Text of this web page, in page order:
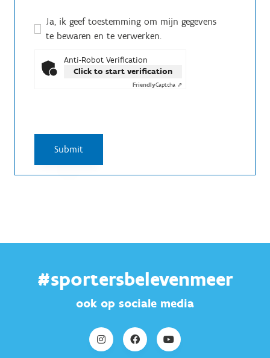
Ja, ik geef toestemming om mijn gegevens
te bewaren en te verwerken.
Anti-Robot Verification
Click to start verification
FriendlyCaptcha ⇗
#sportersbelevenmeer
ook op sociale media